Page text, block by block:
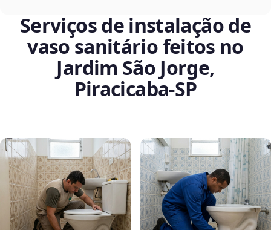
Serviços de instalação de
vaso sanitário feitos no
Jardim São Jorge,
Piracicaba‑SP